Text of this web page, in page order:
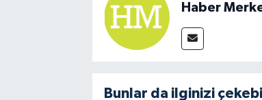
Haber
Bunlar da ilginizi